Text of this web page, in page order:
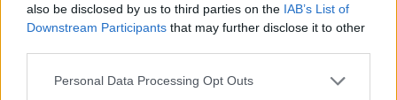
also be disclosed by us to third parties on the IAB’s List of
Downstream Participants that may further disclose it to other
Personal Data Processing Opt Outs
– Det är värt att lägga tid på att hitta grejer som åldras
härligt, men det handlar också om att ta ansvar som människa